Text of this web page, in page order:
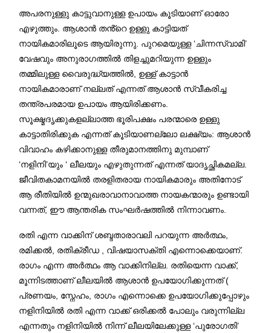
അപരനുള്ളു കാട്ടുവാനുള്ള ഉപായം കൂടിയാണ് ഓരോ
എഴുത്തും. ആശാൻ തൻ്റെ ഉള്ളു കാട്ടിയത്
നായികമാരിലൂടെ ആയിരുന്നു. പുറമെയുള്ള ‘ചിന്നസ്വാമി’
വേഷവും അനുരാഗത്തിൽ തിളച്ചുമറിയുന്ന ഉള്ളും
തമ്മിലുള്ള വൈരുദ്ധ്യത്തിൽ, ഉള്ള് കാട്ടാൻ
നായികമാരാണ് നല്ലത് എന്നത് ആശാൻ സ്വീകരിച്ച
തന്ത്രപരമായ ഉപായം ആയിരിക്കണം.
സൂക്ഷ്മദൃക്കുകളല്ലാത്ത ഭൂരിപക്ഷം പരന്മാരെ ഉള്ളു
കാട്ടാതിരിക്കുക എന്നത് കൂടിയാണല്ലോ ലക്ഷ്യം: ആശാൻ
വിവാഹം കഴിക്കാനുള്ള തീരുമാനത്തിനു മുമ്പാണ്
‘നളിനി’യും ‘ ലീലയും എഴുതുന്നത് എന്നത് യാദൃച്ഛികമല്ല.
ജീവിതകാമനയിൽ തരളിതരായ നായികമാരും അതിനോട്
ആ രീതിയിൽ ഉന്മുഖരാവാനാവാത്ത നായകന്മാരും ഉണ്ടായി
വന്നത്, ഈ ആന്തരിക സംഘർഷത്തിൽ നിന്നാവണം.
രതി എന്ന വാക്കിന് ശബ്ദതാരാവലി പറയുന്ന അർത്ഥം,
രമിക്കൽ, രതിക്രീഡ , വിഷയാസക്തി എന്നൊക്കെയാണ്.
രാഗം എന്ന അർത്ഥം ആ വാക്കിനില്ല. രതിയെന്ന വാക്ക്,
മൂന്നിടത്താണ് ലീലയിൽ ആശാൻ ഉപയോഗിക്കുന്നത് (
പ്രണയം, സ്നേഹം, രാഗം എന്നൊക്കെ ഉപയോഗിക്കുപ്പോഴും
നളിനിയിൽ രതി എന്ന വാക്ക് ഒരിക്കൽ പോലും വരുന്നില്ല
എന്നതും നളിനിയിൽ നിന്ന് ലീലയിലേക്കുള്ള ‘പുരോഗതി’